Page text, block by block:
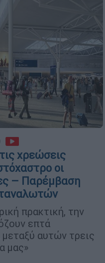
χρεώσεις
οι
– Παρέμβαση
πρακτική, την
επτά
μεταξύ αυτών τρεις
μας»